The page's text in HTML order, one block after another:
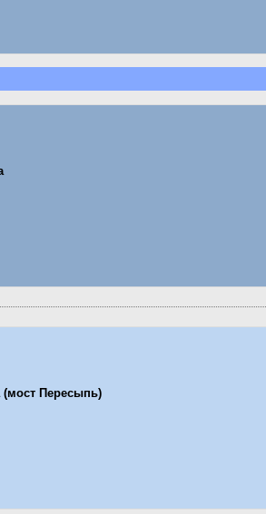
(мост Пересыпь)